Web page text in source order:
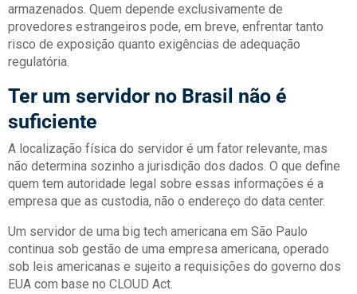
armazenados. Quem depende exclusivamente de
provedores estrangeiros pode, em breve, enfrentar tanto
risco de exposição quanto exigências de adequação
regulatória.
Ter um servidor no Brasil não é
suficiente
A localização física do servidor é um fator relevante, mas
não determina sozinho a jurisdição dos dados. O que define
quem tem autoridade legal sobre essas informações é a
empresa que as custodia, não o endereço do data center.
Um servidor de uma big tech americana em São Paulo
continua sob gestão de uma empresa americana, operado
sob leis americanas e sujeito a requisições do governo dos
EUA com base no CLOUD Act.